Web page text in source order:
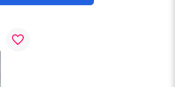
favorite_border